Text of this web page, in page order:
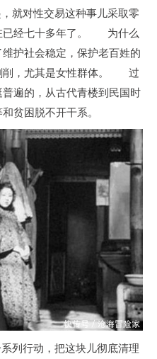
就对性交易这种事儿采取零
已经七十多年了。 为什么
护社会稳定，保护老百姓的
削，尤其是女性群体。 过
遍的，从古代青楼到民国时
贫困脱不开干系。
列行动，把这块儿彻底清理